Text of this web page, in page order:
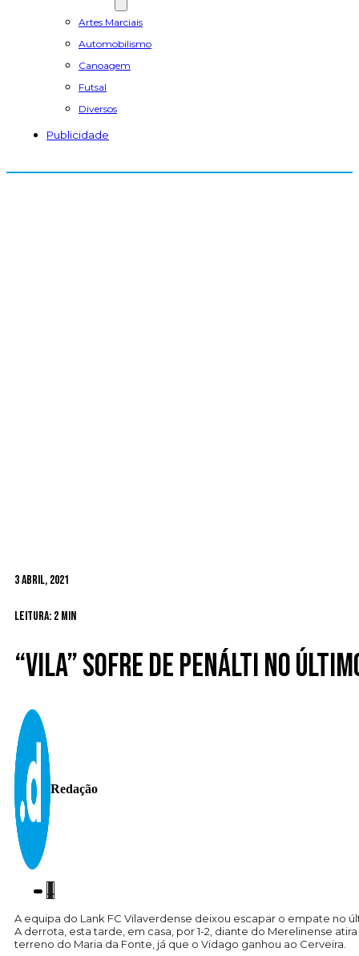
Artes Marciais
Automobilismo
Canoagem
Futsal
Diversos
Publicidade
3 Abril, 2021
Leitura: 2 min
“Vila” sofre de penálti no
Redação
A equipa do Lank FC Vilaverdense deixou escapar o empate no
A derrota, esta tarde, em casa, por 1-2, diante do Merelinense
terreno do Maria da Fonte, já que o Vidago ganhou ao Cerveira.